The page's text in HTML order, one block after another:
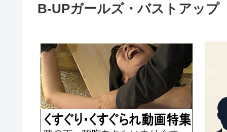
B-UPガールズ・バストアップ